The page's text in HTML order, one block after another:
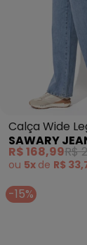
Calça Wide
(Jeans) com
SAWARY
R$ 168,99R$
ou 5x de R$
-15%